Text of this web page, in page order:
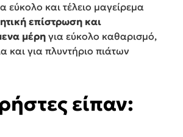
εύκολο και τέλειο μαγείρεμα
επίστρωση και
μέρη για εύκολο καθαρισμό,
και για πλυντήριο πιάτων
είπαν: